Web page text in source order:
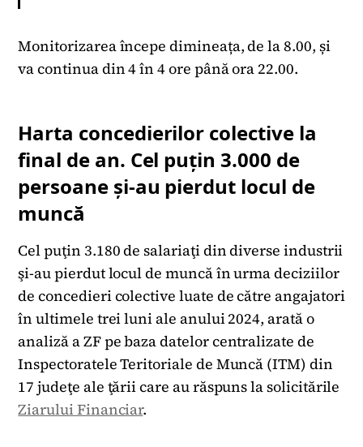
Monitorizarea începe dimineața, de la 8.00, și
va continua din 4 în 4 ore până ora 22.00.
Harta concedierilor colective la
final de an. Cel puțin 3.000 de
persoane și-au pierdut locul de
muncă
Cel puţin 3.180 de salariaţi din diverse industrii
şi-au pierdut locul de muncă în urma deciziilor
de concedieri colective luate de către angajatori
în ultimele trei luni ale anului 2024, arată o
analiză a ZF pe baza datelor centralizate de
Inspectoratele Teritoriale de Muncă (ITM) din
17 judeţe ale ţării care au răspuns la solicitările
Ziarului Financiar.